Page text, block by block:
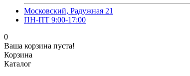
Московский, Радужная 21
ПН-ПТ 9:00-17:00
0
Ваша корзина пуста!
Корзина
Каталог